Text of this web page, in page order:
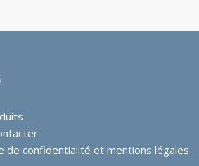
de confidentialité et mentions légales